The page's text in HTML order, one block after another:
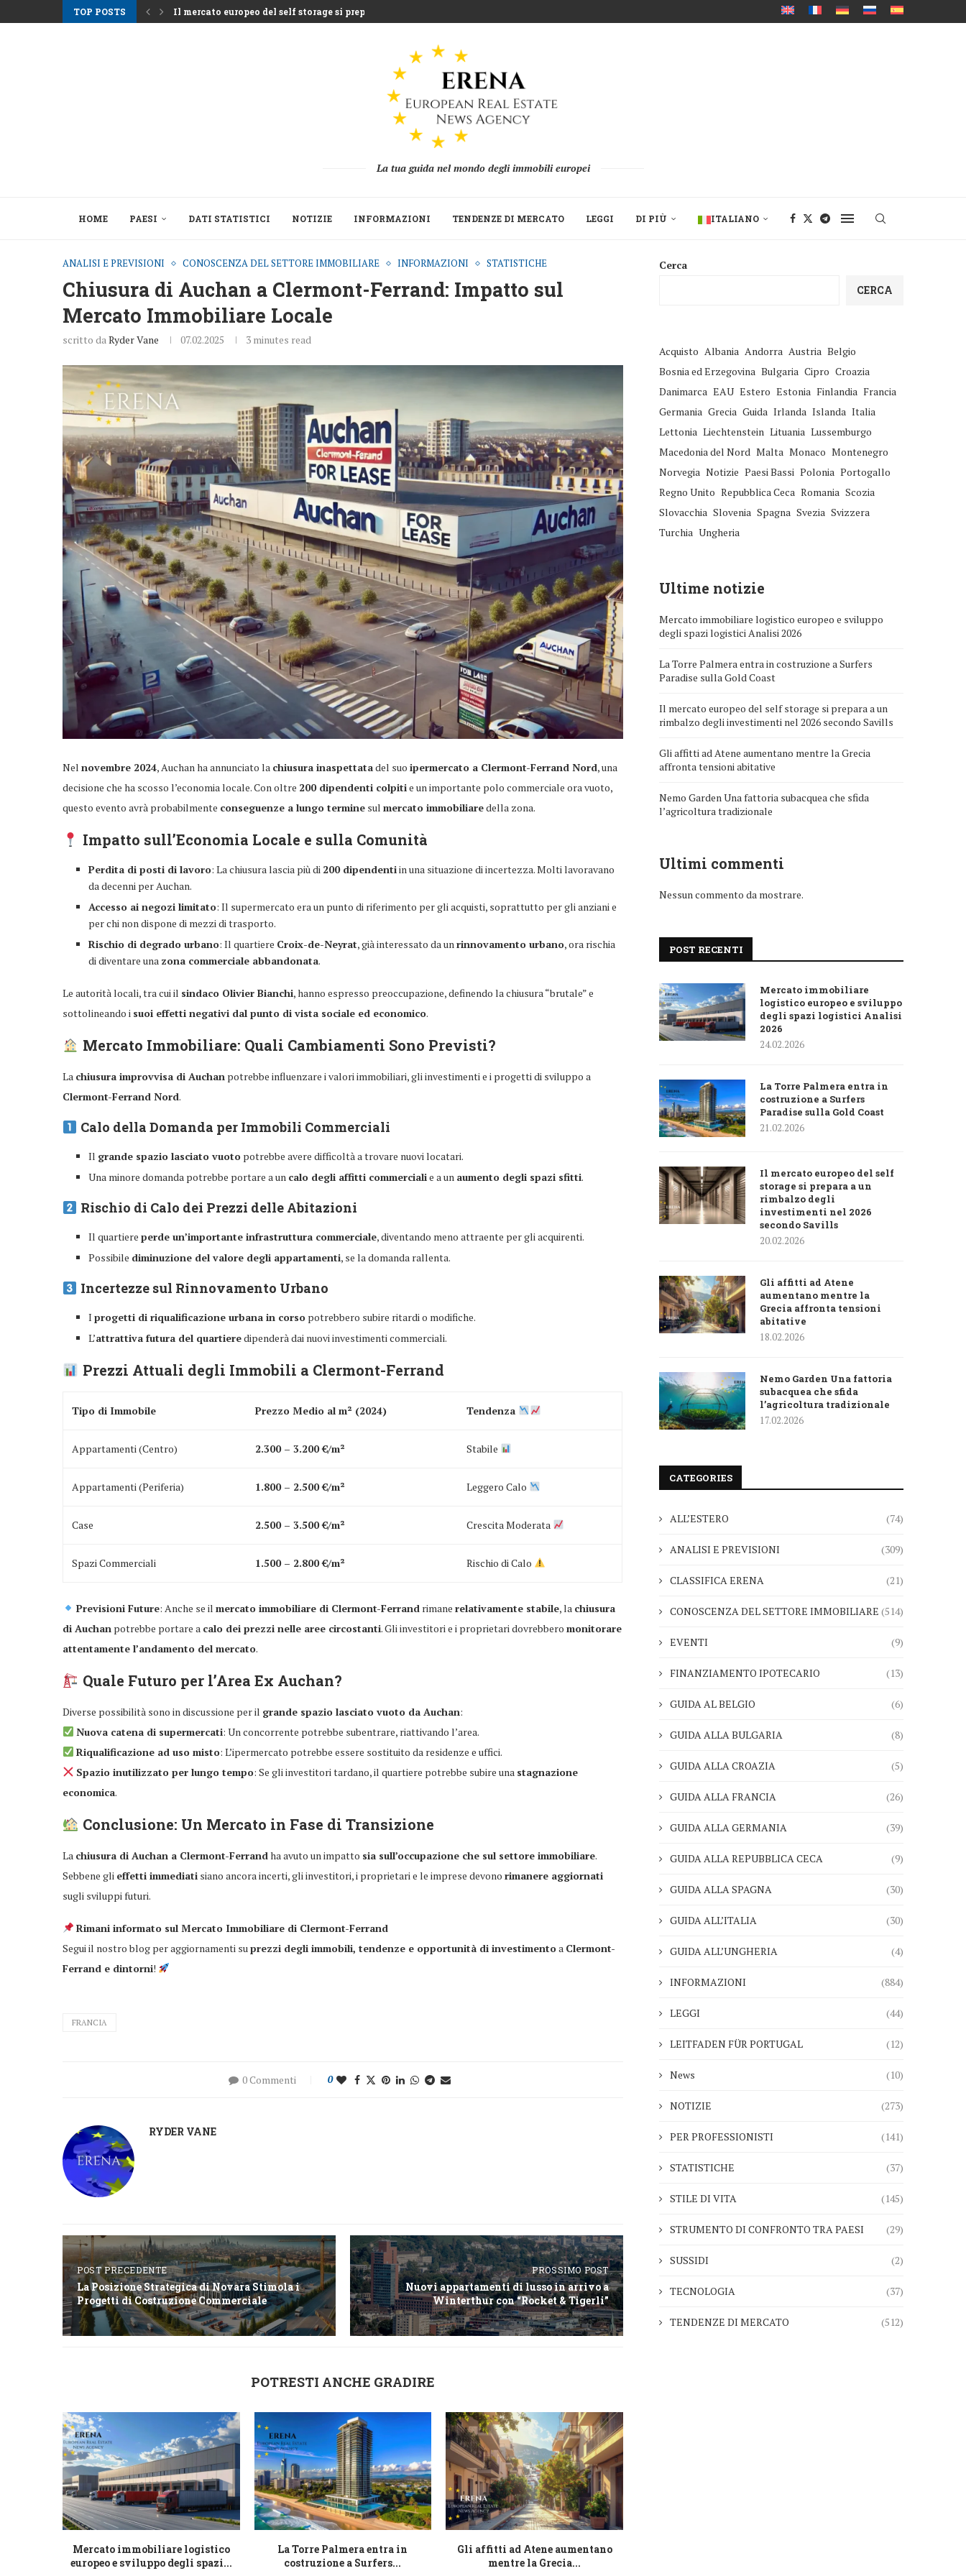
TOP POSTS
Il mercato europeo del self storage si prepara...
La tua guida nel mondo degli immobili europei
HOME PAESI DATI STATISTICI NOTIZIE INFORMAZIONI TENDENZE DI MERCATO LEGGI DI PIÙ ITALIANO
ANALISI E PREVISIONI CONOSCENZA DEL SETTORE IMMOBILIARE INFORMAZIONI STATISTICHE
Chiusura di Auchan a Clermont-Ferrand: Impatto sul
Mercato Immobiliare Locale
scritto daRyder Vane 07.02.2025 3 minutes read
Nel novembre 2024, Auchan ha annunciato la chiusura inaspettatadel suo ipermercato a Clermont-Ferrand Nord, una
decisione che ha scosso l’economia locale. Con oltre 200 dipendenti colpitie un importante polo commerciale ora vuoto,
questo evento avrà probabilmente conseguenze a lungo termine sul mercato immobiliaredella zona.
Impatto sull’Economia Locale e sulla Comunità
Perdita di posti di lavoro: La chiusura lascia più di 200 dipendentiin una situazione di incertezza. Molti lavoravano
da decenni per Auchan.
Accesso ai negozi limitato: Il supermercato era un punto di riferimento per gli acquisti, soprattutto per gli anziani e
per chi non dispone di mezzi di trasporto.
Rischio di degrado urbano: Il quartiere Croix-de-Neyrat, già interessato da unrinnovamento urbano, ora rischia
di diventare una zona commerciale abbandonata.
Le autorità locali, tra cui il sindaco Olivier Bianchi, hanno espresso preoccupazione, definendo la chiusura “brutale” e
sottolineando i suoi effetti negativi dal punto di vista sociale ed economico.
Mercato Immobiliare: Quali Cambiamenti Sono Previsti?
La chiusura improvvisa di Auchan potrebbe influenzare i valori immobiliari, gli investimenti e i progetti di sviluppo a
Clermont-Ferrand Nord.
Calo della Domanda per Immobili Commerciali
Il grande spazio lasciato vuoto potrebbe avere difficoltà a trovare nuovi locatari.
Una minore domanda potrebbe portare a un calo degli affitti commercialie a un aumento degli spazi sfitti.
Rischio di Calo dei Prezzi delle Abitazioni
Il quartiere perde un’importante infrastruttura commerciale, diventando meno attraente per gli acquirenti.
Possibile diminuzione del valore degli appartamenti, se la domanda rallenta.
Incertezze sul Rinnovamento Urbano
I progetti di riqualificazione urbana in corso potrebbero subire ritardi o modifiche.
L’attrattiva futura del quartieredipenderà dai nuovi investimenti commerciali.
Prezzi Attuali degli Immobili a Clermont-Ferrand
Tipo di Immobile Prezzo Medio al m² (2024) Tendenza
Appartamenti (Centro) 2.300 – 3.200 €/m² Stabile
Appartamenti (Periferia) 1.800 – 2.500 €/m² Leggero Calo
Case 2.500 – 3.500 €/m² Crescita Moderata
Spazi Commerciali 1.500 – 2.800 €/m² Rischio di Calo
Previsioni Future: Anche se il mercato immobiliare di Clermont-Ferrandrimane relativamente stabile, la chiusura
di Auchan potrebbe portare a calo dei prezzi nelle aree circostanti. Gli investitori e i proprietari dovrebbero monitorare
attentamente l’andamento del mercato.
Quale Futuro per l’Area Ex Auchan?
Diverse possibilità sono in discussione per il grande spazio lasciato vuoto da Auchan:
Nuova catena di supermercati: Un concorrente potrebbe subentrare, riattivando l’area.
Riqualificazione ad uso misto: L’ipermercato potrebbe essere sostituito da residenze e uffici.
Spazio inutilizzato per lungo tempo: Se gli investitori tardano, il quartiere potrebbe subire una stagnazione
economica.
Conclusione: Un Mercato in Fase di Transizione
La chiusura di Auchan a Clermont-Ferrandha avuto un impatto sia sull’occupazione che sul settore immobiliare.
Sebbene gli effetti immediati siano ancora incerti, gli investitori, i proprietari e le imprese devono rimanere aggiornati
sugli sviluppi futuri.
Rimani informato sul Mercato Immobiliare di Clermont-Ferrand
Segui il nostro blog per aggiornamenti suprezzi degli immobili, tendenze e opportunità di investimentoa Clermont-
Ferrand e dintorni!
FRANCIA
0 Commenti 0
RYDER VANE
POST PRECEDENTE
La Posizione Strategica di Novara Stimola i
Progetti di Costruzione Commerciale
PROSSIMO POST
Nuovi appartamenti di lusso in arrivo a
Winterthur con “Rocket & Tigerli”
POTRESTI ANCHE GRADIRE
Mercato immobiliare logistico
europeo e sviluppo degli spazi...
La Torre Palmera entra in
costruzione a Surfers...
Gli affitti ad Atene aumentano
mentre la Grecia...
Cerca
CERCA
Acquisto Albania Andorra Austria Belgio
Bosnia ed Erzegovina Bulgaria Cipro Croazia
Danimarca EAU Estero Estonia Finlandia Francia
Germania Grecia Guida Irlanda Islanda Italia
Lettonia Liechtenstein Lituania Lussemburgo
Macedonia del Nord Malta Monaco Montenegro
Norvegia Notizie Paesi Bassi Polonia Portogallo
Regno Unito Repubblica Ceca Romania Scozia
Slovacchia Slovenia Spagna Svezia Svizzera
Turchia Ungheria
Ultime notizie
Mercato immobiliare logistico europeo e sviluppo
degli spazi logistici Analisi 2026
La Torre Palmera entra in costruzione a Surfers
Paradise sulla Gold Coast
Il mercato europeo del self storage si prepara a un
rimbalzo degli investimenti nel 2026 secondo Savills
Gli affitti ad Atene aumentano mentre la Grecia
affronta tensioni abitative
Nemo Garden Una fattoria subacquea che sfida
l’agricoltura tradizionale
Ultimi commenti
Nessun commento da mostrare.
POST RECENTI
Mercato immobiliare
logistico europeo e sviluppo
degli spazi logistici Analisi
2026
24.02.2026
La Torre Palmera entra in
costruzione a Surfers
Paradise sulla Gold Coast
21.02.2026
Il mercato europeo del self
storage si prepara a un
rimbalzo degli
investimenti nel 2026
secondo Savills
20.02.2026
Gli affitti ad Atene
aumentano mentre la
Grecia affronta tensioni
abitative
18.02.2026
Nemo Garden Una fattoria
subacquea che sfida
l’agricoltura tradizionale
17.02.2026
CATEGORIES
ALL’ESTERO (74)
ANALISI E PREVISIONI (309)
CLASSIFICA ERENA (21)
CONOSCENZA DEL SETTORE IMMOBILIARE (514)
EVENTI (9)
FINANZIAMENTO IPOTECARIO (13)
GUIDA AL BELGIO (6)
GUIDA ALLA BULGARIA (8)
GUIDA ALLA CROAZIA (5)
GUIDA ALLA FRANCIA (26)
GUIDA ALLA GERMANIA (39)
GUIDA ALLA REPUBBLICA CECA (9)
GUIDA ALLA SPAGNA (30)
GUIDA ALL’ITALIA (30)
GUIDA ALL’UNGHERIA (4)
INFORMAZIONI (884)
LEGGI (44)
LEITFADEN FÜR PORTUGAL (12)
News (10)
NOTIZIE (273)
PER PROFESSIONISTI (141)
STATISTICHE (37)
STILE DI VITA (145)
STRUMENTO DI CONFRONTO TRA PAESI (29)
SUSSIDI (2)
TECNOLOGIA (37)
TENDENZE DI MERCATO (512)